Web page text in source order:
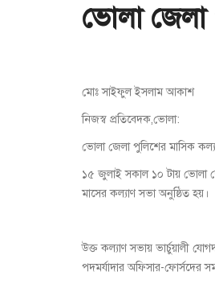
ভোলা জেলা
মোঃ সাইফুল ইসলাম আকাশ
নিজস্ব প্রতিবেদক,ভোলা:
ভোলা জেলা পুলিশের মাসিক
১৫ জুলাই সকাল ১০ টায় ভোলা
মাসের কল্যাণ সভা অনুষ্ঠিত হয়।
উক্ত কল্যাণ সভায় ভার্চুয়ালী
পদমর্যাদার অফিসার-ফোর্সদের